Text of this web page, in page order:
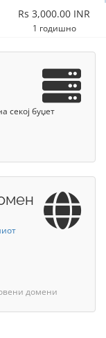
Rs 3,000.00 INR
1 годишно
секој буџет
домени